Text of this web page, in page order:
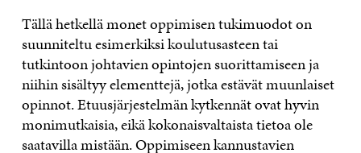
Tällä hetkellä monet oppimisen tukimuodot on
suunniteltu esimerkiksi koulutusasteen tai
tutkintoon johtavien opintojen suorittamiseen ja
niihin sisältyy elementtejä, jotka estävät muunlaiset
opinnot. Etuusjärjestelmän kytkennät ovat hyvin
monimutkaisia, eikä kokonaisvaltaista tietoa ole
saatavilla mistään. Oppimiseen kannustavien